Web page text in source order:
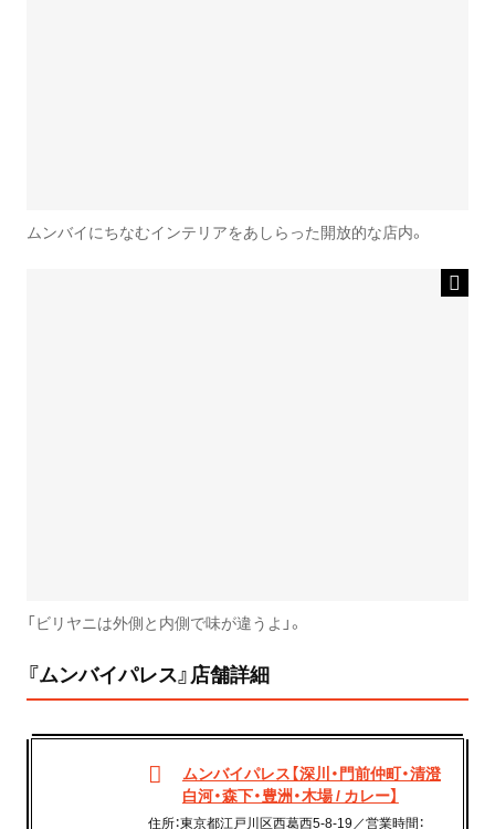
ムンバイにちなむインテリアをあしらった開放的な店内。
「ビリヤニは外側と内側で味が違うよ」。
『ムンバイパレス』店舗詳細
ムンバイパレス【深川・門前仲町・清澄
白河・森下・豊洲・木場 / カレー】
住所：東京都江戸川区西葛西5-8-19／営業時間：